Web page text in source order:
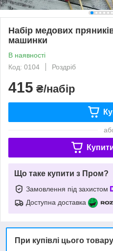
Набір медових
машинки
В наявності
Код: 0104
Роздріб
415 ₴/набір
Що таке купити з Пром?
Замовлення під захистом
Доступна доставка
При купівлі цього